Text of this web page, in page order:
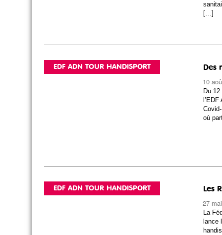
[…]
EDF ADN TOUR HANDISPORT Des
10
Du
où
EDF ADN TOUR HANDISPORT Les
27
La
lance